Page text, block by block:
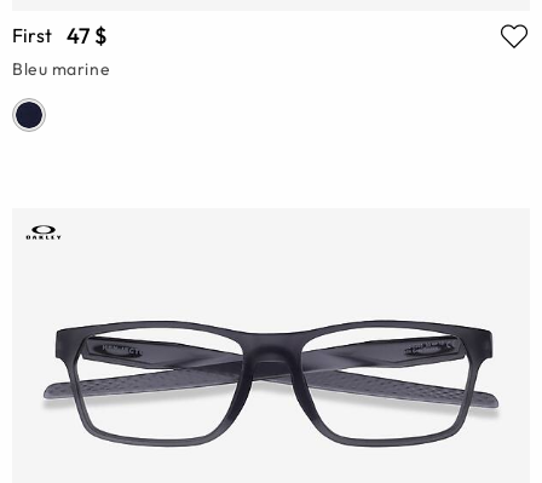
First 47 $
Bleu marine